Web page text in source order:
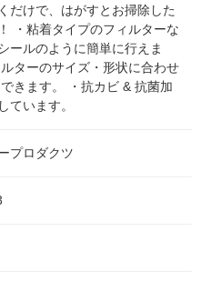
だけで、はがすとお掃除した
・粘着タイプのフィルターな
ールのように簡単に行えま
ターのサイズ・形状に合わせ
きます。 ・抗カビ & 抗菌加
ています。
プロダクツ